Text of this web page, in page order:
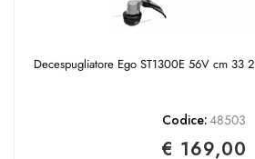
Decespugliatore Ego ST1300E 56V cm 33
Codice:48503
€ 169,00